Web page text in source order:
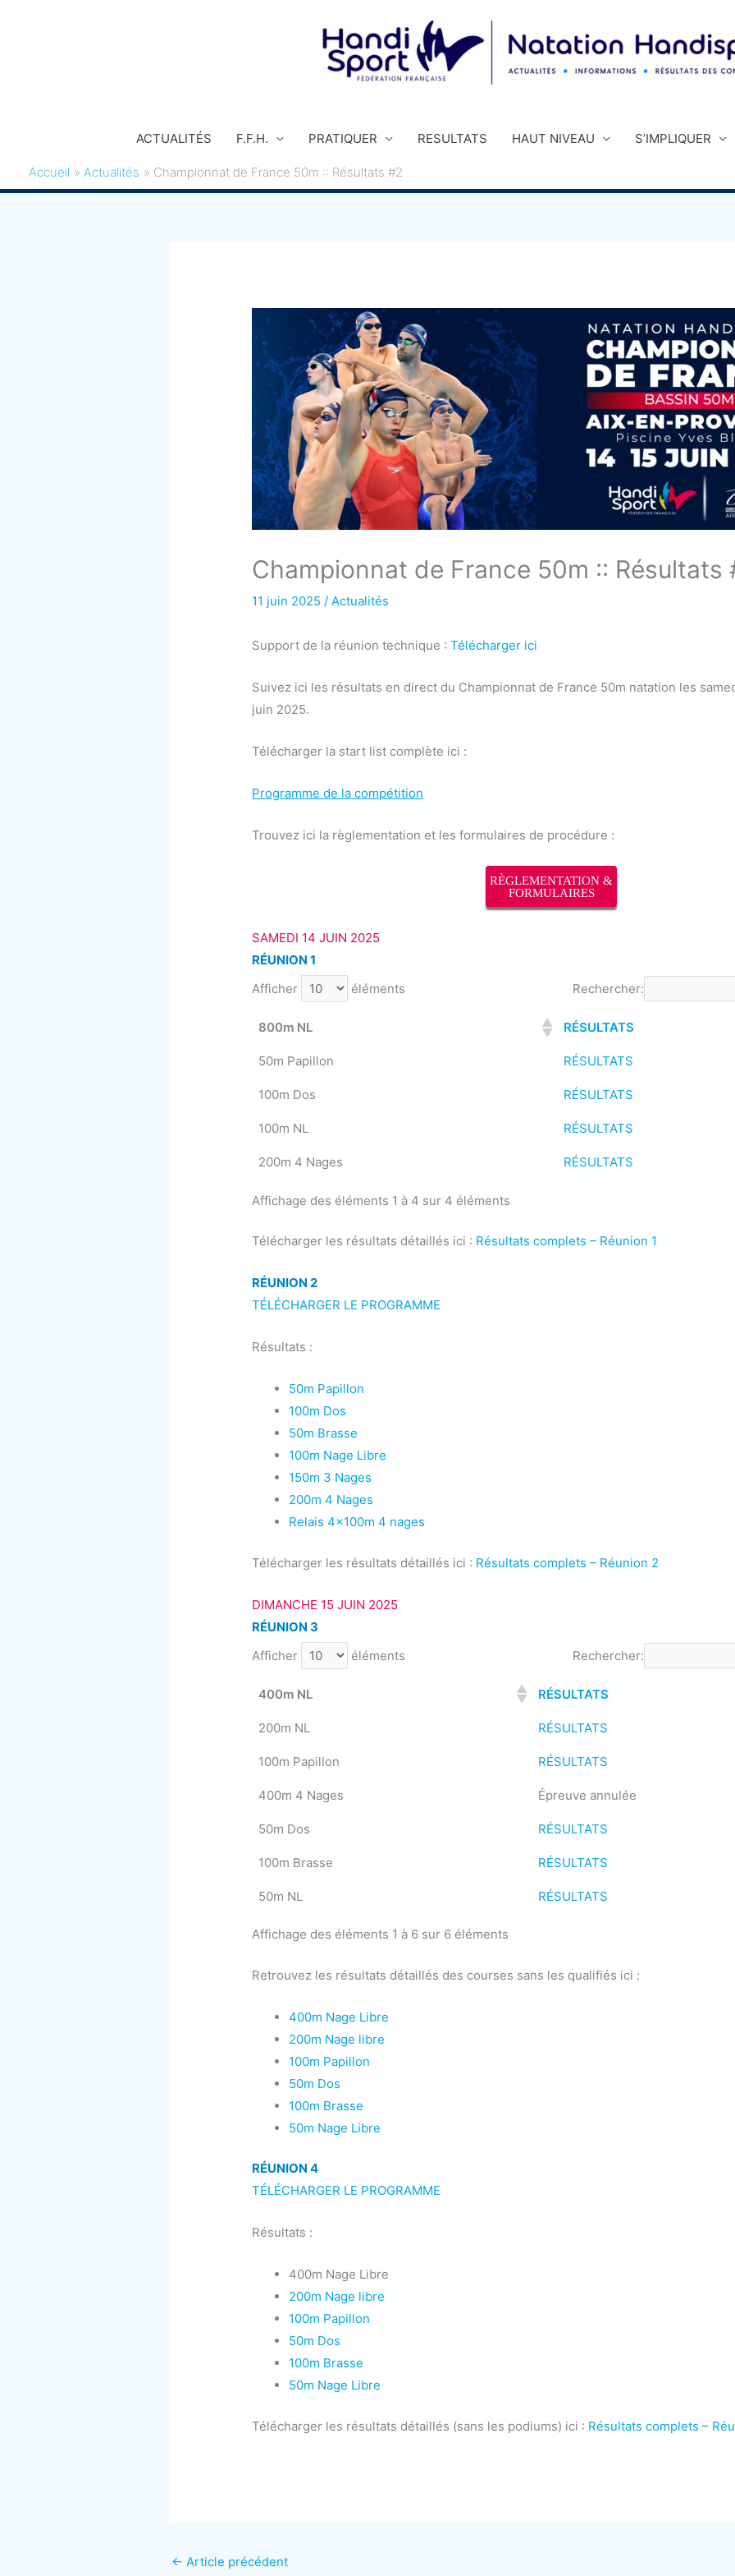
ACTUALITÉS F.F.H. PRATIQUER RESULTATS HAUT NIVEAU S’IMPLIQUER
Accueil Actualités Championnat de France 50m :: Résultats #2
Championnat de France 50m :: Résultats
11 juin 2025/Actualités
Support de la réunion technique :Télécharger ici
Suivez ici les résultats en direct du Championnat de France 50m natation les
juin 2025.
Télécharger la start list complète ici :
Programme de la compétition
Trouvez ici la règlementation et les formulaires de procédure :
RÈGLEMENTATION &
FORMULAIRES
SAMEDI 14 JUIN 2025
RÉUNION 1
Afficher
éléments Rechercher:
800m NL RÉSULTATS
50m Papillon RÉSULTATS
100m Dos RÉSULTATS
100m NL RÉSULTATS
200m 4 Nages RÉSULTATS
Affichage des éléments 1 à 4 sur 4 éléments
Télécharger les résultats détaillés ici : Résultats complets – Réunion 1
RÉUNION 2
TÉLÉCHARGER LE PROGRAMME
Résultats :
50m Papillon
100m Dos
50m Brasse
100m Nage Libre
150m 3 Nages
200m 4 Nages
Relais 4x100m 4 nages
Télécharger les résultats détaillés ici : Résultats complets – Réunion 2
DIMANCHE 15 JUIN 2025
RÉUNION 3
Afficher
éléments Rechercher:
400m NL RÉSULTATS
200m NL RÉSULTATS
100m Papillon RÉSULTATS
400m 4 Nages Épreuve annulée
50m Dos RÉSULTATS
100m Brasse RÉSULTATS
50m NL RÉSULTATS
Affichage des éléments 1 à 6 sur 6 éléments
Retrouvez les résultats détaillés des courses sans les qualifiés ici :
400m Nage Libre
200m Nage libre
100m Papillon
50m Dos
100m Brasse
50m Nage Libre
RÉUNION 4
TÉLÉCHARGER LE PROGRAMME
Résultats :
400m Nage Libre
200m Nage libre
100m Papillon
50m Dos
100m Brasse
50m Nage Libre
Télécharger les résultats détaillés (sans les podiums) ici : Résultats complets –
← Article précédent